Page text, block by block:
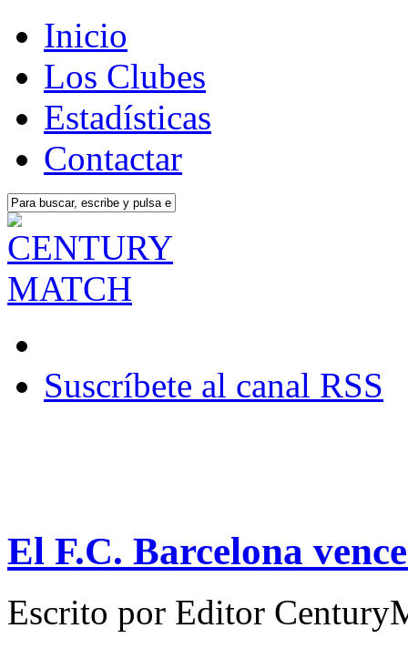
Inicio
Los Clubes
Estadísticas
Contactar
Suscríbete al canal RSS
El F.C. Barcelona
Escrito por Editor